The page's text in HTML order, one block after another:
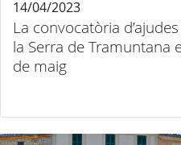
La convocatòria
la Serra de Tramuntana
de maig
14/04/2023